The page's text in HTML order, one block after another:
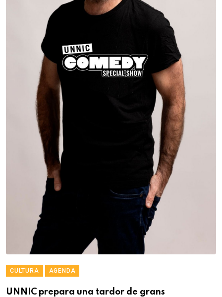
CULTURA AGENDA
UNNIC prepara una tardor de grans